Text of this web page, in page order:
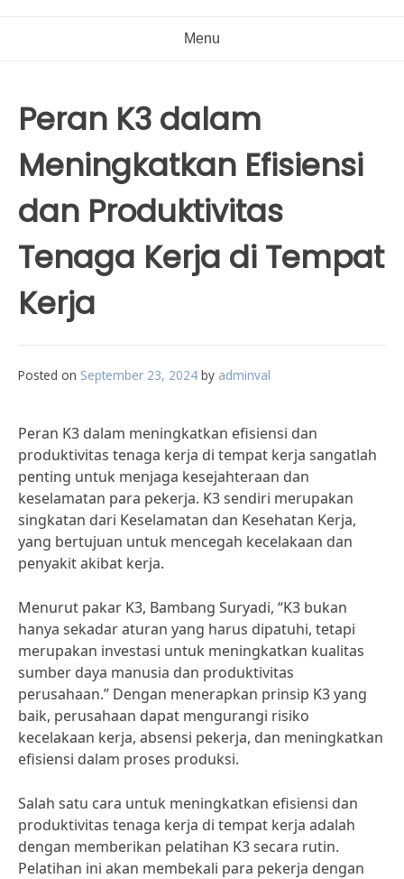
Menu
Peran K3 dalam
Meningkatkan Efisiensi
dan Produktivitas
Tenaga Kerja di Tempat
Kerja
Posted on September 23, 2024 by adminval
Peran K3 dalam meningkatkan efisiensi dan
produktivitas tenaga kerja di tempat kerja sangatlah
penting untuk menjaga kesejahteraan dan
keselamatan para pekerja. K3 sendiri merupakan
singkatan dari Keselamatan dan Kesehatan Kerja,
yang bertujuan untuk mencegah kecelakaan dan
penyakit akibat kerja.
Menurut pakar K3, Bambang Suryadi, “K3 bukan
hanya sekadar aturan yang harus dipatuhi, tetapi
merupakan investasi untuk meningkatkan kualitas
sumber daya manusia dan produktivitas
perusahaan.” Dengan menerapkan prinsip K3 yang
baik, perusahaan dapat mengurangi risiko
kecelakaan kerja, absensi pekerja, dan meningkatkan
efisiensi dalam proses produksi.
Salah satu cara untuk meningkatkan efisiensi dan
produktivitas tenaga kerja di tempat kerja adalah
dengan memberikan pelatihan K3 secara rutin.
Pelatihan ini akan membekali para pekerja dengan